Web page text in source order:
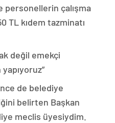
personellerin çalışma
TL kıdem tazminatı
değil emekçi
de belediye
belirten Başkan
meclis üyesiydim.